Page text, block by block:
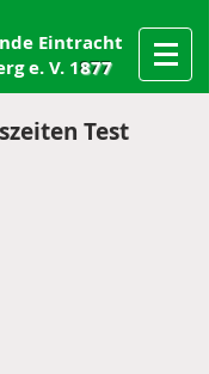
Eintracht
e. V. 1877
Test